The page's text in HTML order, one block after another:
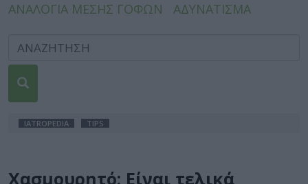
ΑΝΑΛΟΓΙΑ ΜΕΣΗΣ ΓΟΦΩΝ
ΑΔΥΝΑΤΙΣΜΑ
IATROPEDIA TIPS
Χασμουρητό: Είναι τελικά